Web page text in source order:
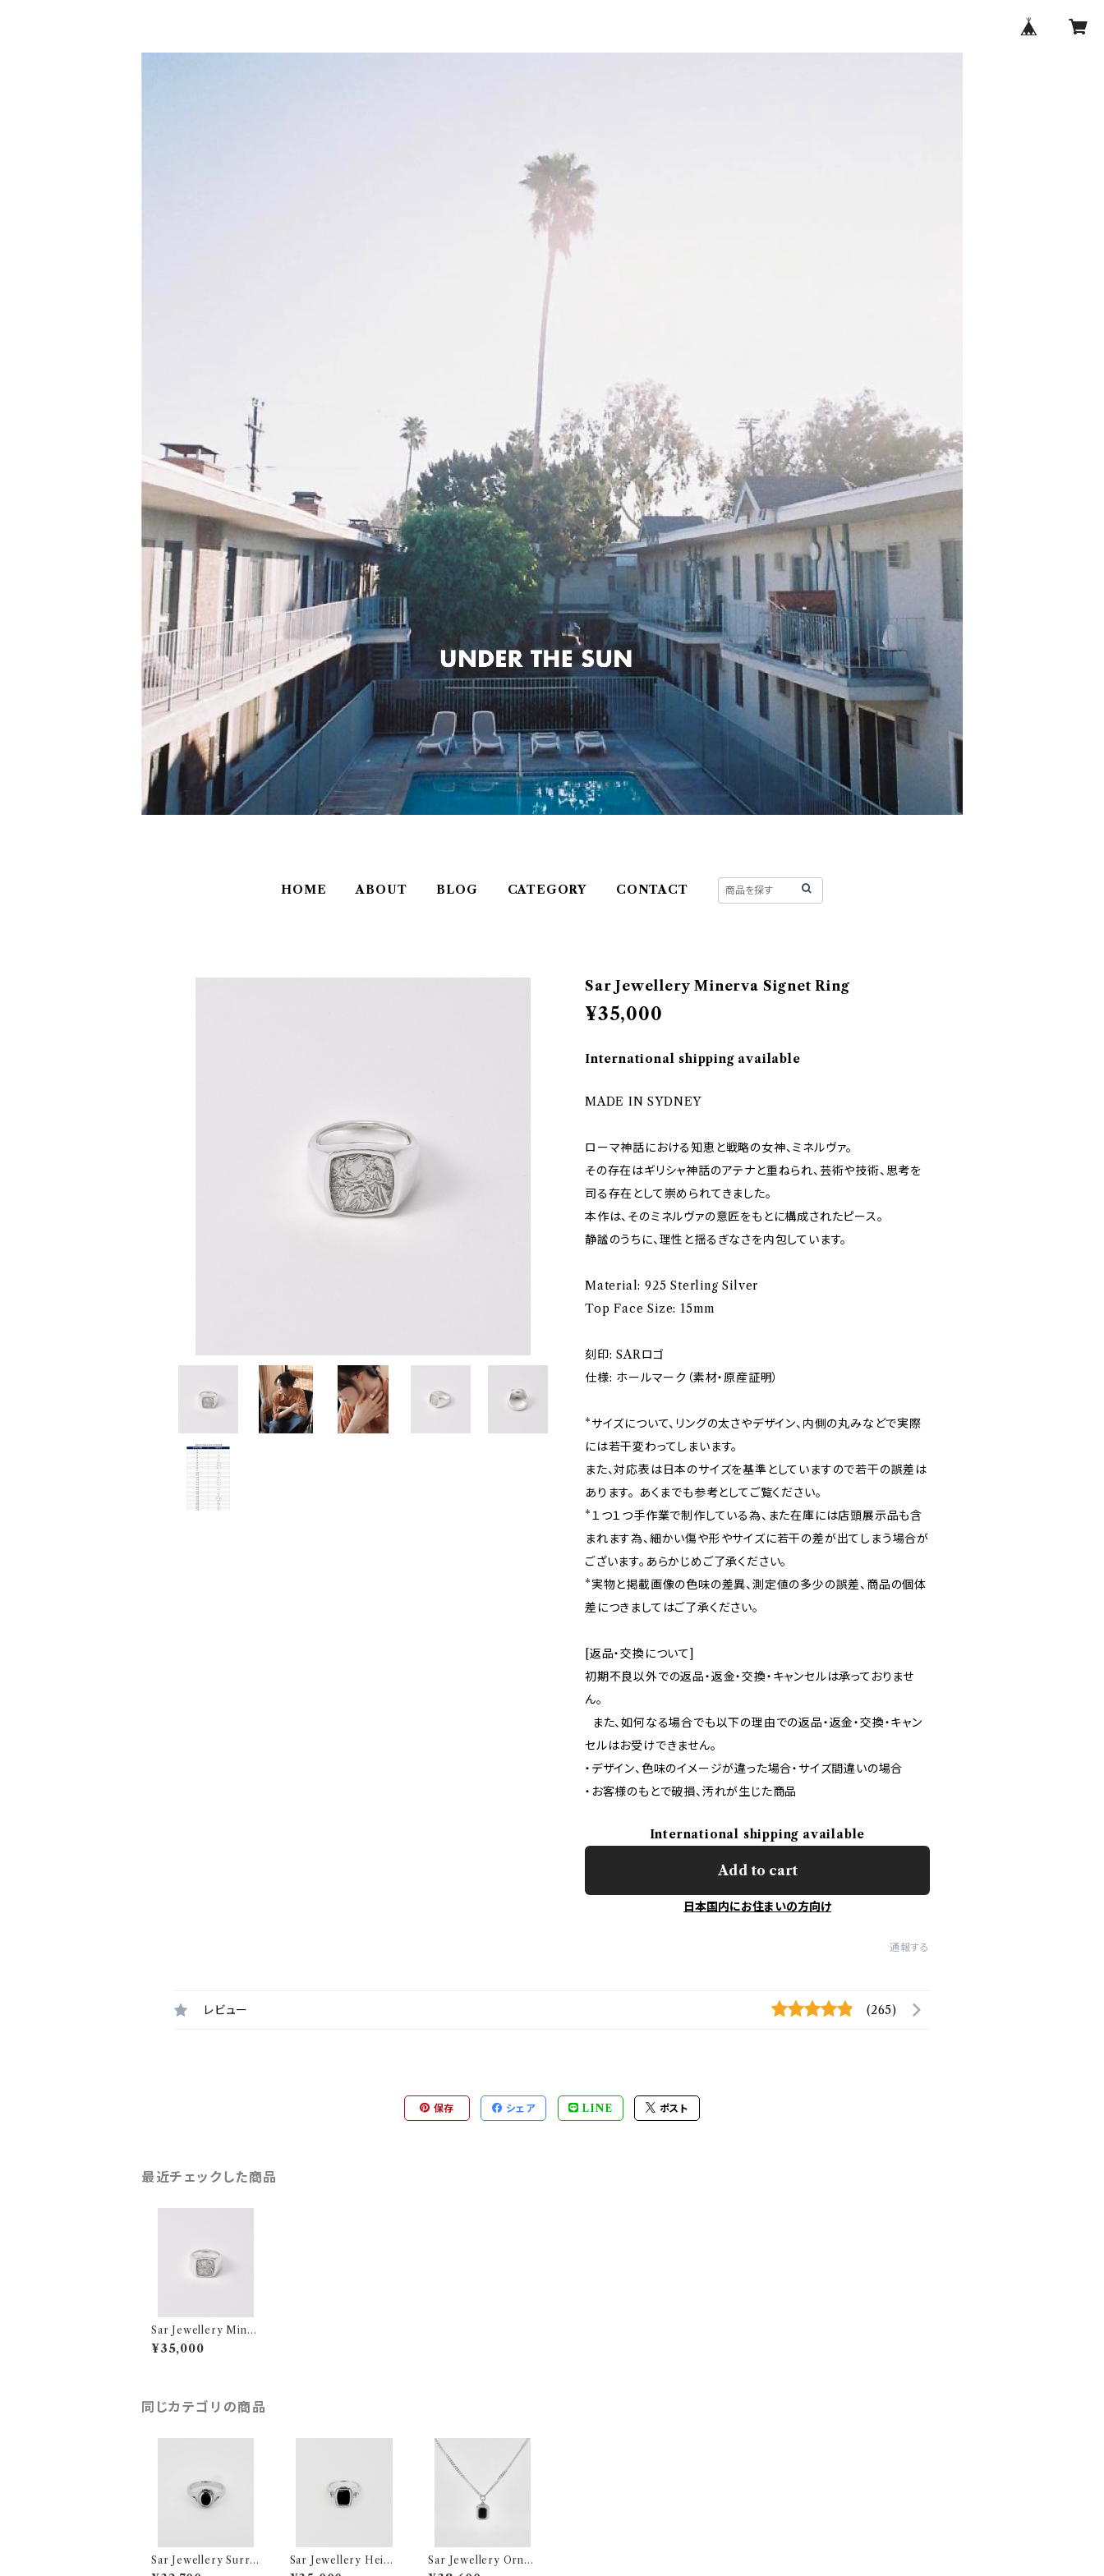
HOME ABOUT BLOG CATEGORY CONTACT
Sar Jewellery Minerva Signet Ring
¥35,000
International shipping available
MADE IN SYDNEY
ローマ神話における知恵と戦略の女神、ミネルヴァ。
その存在はギリシャ神話のアテナと重ねられ、芸術や技術、思考を
司る存在として崇められてきました。
本作は、そのミネルヴァの意匠をもとに構成されたピース。
静謐のうちに、理性と揺るぎなさを内包しています。
Material: 925 Sterling Silver
Top Face Size: 15mm
刻印: SARロゴ
仕様: ホールマーク（素材・原産証明）
*サイズについて、リングの太さやデザイン、内側の丸みなどで実際
には若干変わってしまいます。
また、対応表は日本のサイズを基準としていますので若干の誤差は
あります。 あくまでも参考としてご覧ください。
*１つ１つ手作業で制作している為、また在庫には店頭展示品も含
まれます為、細かい傷や形やサイズに若干の差が出てしまう場合が
ございます。あらかじめご了承ください。
*実物と掲載画像の色味の差異、測定値の多少の誤差、商品の個体
差につきましてはご了承ください。
[返品・交換について]
初期不良以外での返品・返金・交換・キャンセルは承っておりませ
ん。
また、如何なる場合でも以下の理由での返品・返金・交換・キャン
セルはお受けできません。
・デザイン、色味のイメージが違った場合・サイズ間違いの場合
・お客様のもとで破損、汚れが生じた商品
International shipping available
Add to cart
日本国内にお住まいの方向け
通報する
レビュー (265)
保存 シェア LINE ポスト
最近チェックした商品
Sar Jewellery Miner
va Signet Ring
¥35,000
同じカテゴリの商品
Sar Jewellery Surro
und Onyx Ring
Sar Jewellery Heirl
oom Onyx Ring
Sar Jewellery Orna
ment Onyx Pendant